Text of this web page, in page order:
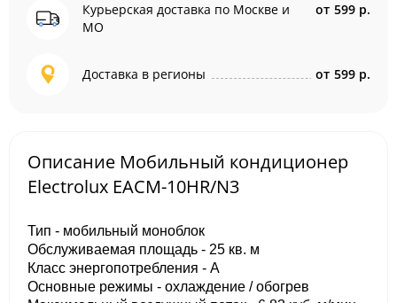
Курьерская доставка по Москве и
МО
от 599 р.
Доставка в регионы от 599 р.
Описание Мобильный кондиционер
Electrolux EACM-10HR/N3
Тип - мобильный моноблок
Обслуживаемая площадь - 25 кв. м
Класс энергопотребления - A
Основные режимы - охлаждение / обогрев